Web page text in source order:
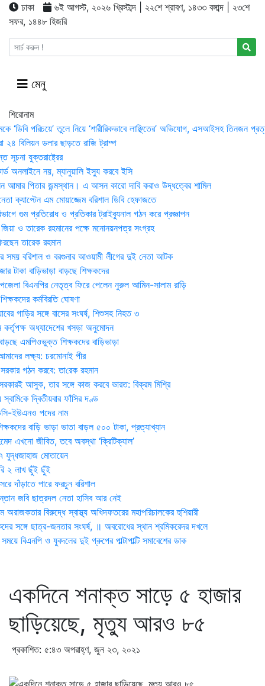
ঢাকা
৬ই আগস্ট, ২০২৬ খ্রিস্টাব্দ | ২২শে শ্রাবণ, ১৪৩৩ বঙ্গাব্দ | ২৩শে
সফর, ১৪৪৮ হিজরি
মেনু
শিরোনাম
‘ডিবি পরিচয়ে’ তুলে নিয়ে ‘শারীরিকভাবে লাঞ্ছিতের’ অভিযোগ, এসআইসহ তিনজন
২৪ বিলিয়ন ডলার ছাড়তে রাজি ট্রাম্প
সূচনা যুক্তরাষ্ট্রের
অনলাইনে নয়, ম্যানুয়ালি ইস্যু করবে ইসি
পিতার জন্মস্থান। এ আসন কারো দাবি করাও উদ্ধত্বের শামিল
ক্যাপ্টেন এম মোয়াজ্জেম বরিশাল ডিবি হেফাজতে
গুম প্রতিরোধ ও প্রতিকার ট্রাইব্যুনাল গঠন করে প্রজ্ঞাপন
ও তারেক রহমানের পক্ষে মনোনয়নপত্র সংগ্রহ
তারেক রহমান
সময় ব‌রিশাল ও বরগুনার আওয়ামী লীগের দুই নেতা আটক
টাকা বাড়িভাড়া বাড়ছে শিক্ষকদের
বিএনপির নেতৃত্ব ফিরে পেলেন নুরুল আমিন-সালাম রাড়ি
কর্মবিরতি ঘোষণা
গাড়ির সঙ্গে বাসের সংঘর্ষ, শিশুসহ নিহত ৩
কর্তৃপক্ষ অধ্যাদেশের খসড়া অনুমোদন
এমপিওভুক্ত শিক্ষকদের বাড়িভাড়া
লক্ষ্য: চরমোনাই পীর
গঠন করবে: তা‌রেক রহমান
আসুক, তার সঙ্গে কাজ করবে ভারত: বিক্রম মিশ্রি
দ্বিতীয়বার ফাঁসির দণ্ড
ইউএনও পদের নাম
বাড়ি ভাড়া ভাতা বাড়ল ৫০০ টাকা, প্রত্যাখ্যান
এখনো জীবিত, তবে অবস্থা ‘ক্রিটিক্যাল’
যুদ্ধজাহাজ মোতায়েন
২ লাখ ছুঁই ছুঁই
দাঁড়াতে পারে ফরচুন বরিশাল
জবি ছাত্রদল নেতা হাসিব আর নেই
অরাজকতার বিরুদ্ধে স্বাস্থ্য অধিদফতরের মহাপরিচালকের হুশিয়ারী
সঙ্গে ছাত্র-জনতার সংঘর্ষ, ॥ অবরোধের স্থান শ্রমিকরেদর দখলে
বিএনপি ও যুবদলের দুই গ্রুপের পাল্টাপাল্টি সমাবেশের ডাক
একদিনে শনাক্ত সাড়ে ৫ হাজার
ছাড়িয়েছে, মৃত্যু আরও ৮৫
প্রকাশিত: ৫:৪৩ অপরাহ্ণ, জুন ২৩, ২০২১